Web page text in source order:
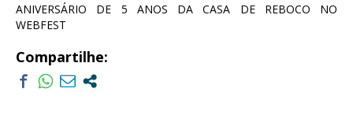
ANIVERSÁRIO DE 5 ANOS DA CASA DE REBOCO NO
WEBFEST
Compartilhe: